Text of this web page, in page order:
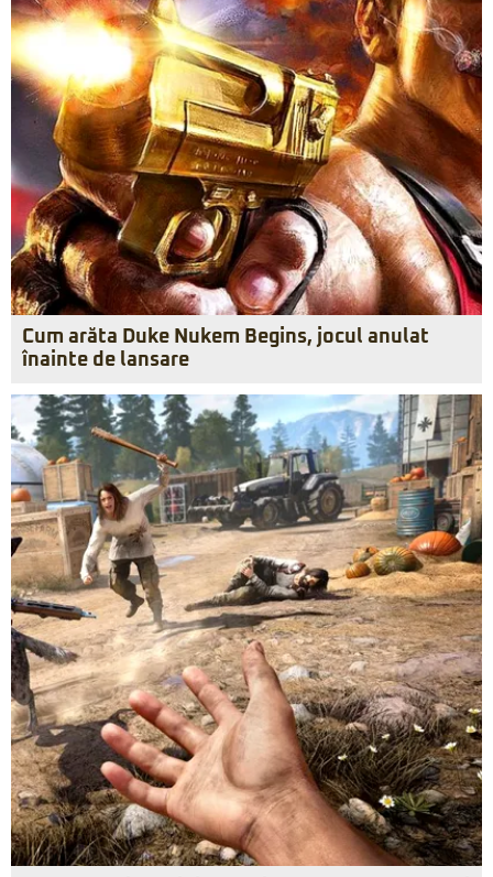
Cum arăta Duke Nukem Begins, jocul anulat
înainte de lansare